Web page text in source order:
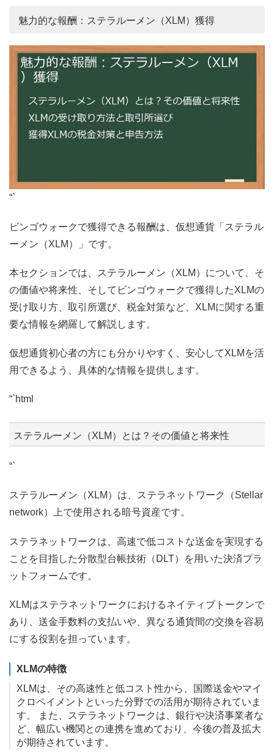
魅力的な報酬：ステラルーメン（XLM）獲得
“`
ビンゴウォークで獲得できる報酬は、仮想通貨「ステラル
ーメン（XLM）」です。
本セクションでは、ステラルーメン（XLM）について、そ
の価値や将来性、そしてビンゴウォークで獲得したXLMの
受け取り方、取引所選び、税金対策など、XLMに関する重
要な情報を網羅して解説します。
仮想通貨初心者の方にも分かりやすく、安心してXLMを活
用できるよう、具体的な情報を提供します。
“`html
ステラルーメン（XLM）とは？その価値と将来性
“`
ステラルーメン（XLM）は、ステラネットワーク（Stellar
network）上で使用される暗号資産です。
ステラネットワークは、高速で低コストな送金を実現する
ことを目指した分散型台帳技術（DLT）を用いた決済プラ
ットフォームです。
XLMはステラネットワークにおけるネイティブトークンで
あり、送金手数料の支払いや、異なる通貨間の交換を容易
にする役割を担っています。
XLMの特徴
XLMは、その高速性と低コスト性から、国際送金やマイ
クロペイメントといった分野での活用が期待されていま
す。 また、ステラネットワークは、銀行や決済事業者な
ど、幅広い機関との連携を進めており、今後の普及拡大
が期待されています。